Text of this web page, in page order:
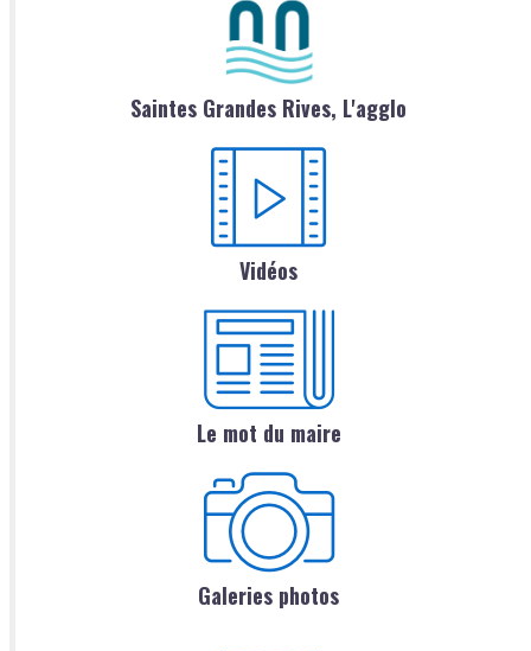
Saintes Grandes Rives, L'agglo
Vidéos
Le mot du maire
Galeries photos